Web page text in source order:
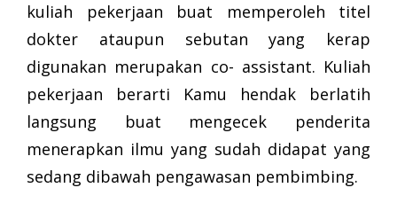
kuliah pekerjaan buat memperoleh titel
dokter ataupun sebutan yang kerap
digunakan merupakan co- assistant. Kuliah
pekerjaan berarti Kamu hendak berlatih
langsung buat mengecek penderita
menerapkan ilmu yang sudah didapat yang
sedang dibawah pengawasan pembimbing.